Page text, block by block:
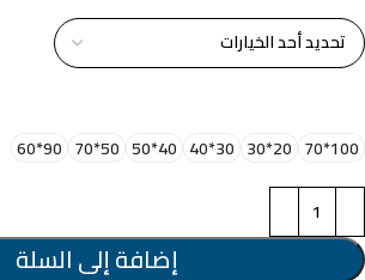
100*70
20*30
30*40
40*50
50*70
90*60
إضافة إلى السلة